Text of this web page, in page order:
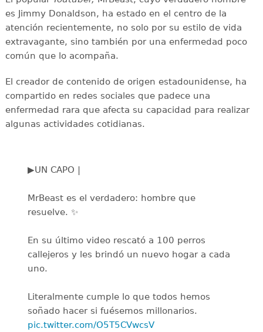
es Jimmy Donaldson, ha estado en el centro de la
atención recientemente, no solo por su estilo de vida
extravagante, sino también por una enfermedad poco
común que lo acompaña.
El creador de contenido de origen estadounidense, ha
compartido en redes sociales que padece una
enfermedad rara que afecta su capacidad para realizar
algunas actividades cotidianas.
▶️UN CAPO |
MrBeast es el verdadero: hombre que
resuelve. ✨​
En su último video rescató a 100 perros
callejeros y les brindó un nuevo hogar a cada
uno.
Literalmente cumple lo que todos hemos
soñado hacer si fuésemos millonarios.
pic.twitter.com/O5T5CVwcsV